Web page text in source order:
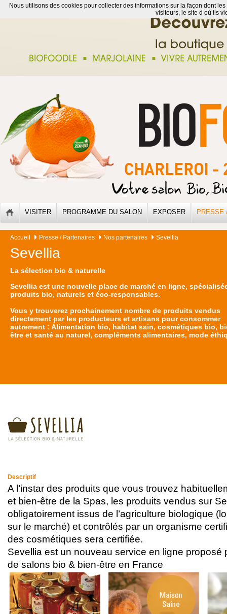
VISITER PROGRAMME DU SALON EXPOSER PRESSE
Accueil Presse / Partenaires Nos partenaires Sevellia
Sevellia
La sélection bio & naturelle
Sevellia est une nouvelle place de marché en ligne,
produits bio, naturels et éco-responsables.
Vous y trouverez prochainement nombre de produits vendus
directement par les producteurs et artisans pour consommer
autrement : Alimentation bio, habitat sain, cosmétiques bio,
être et santé au naturel, compléments alimentaires, mode
Descriptif
A l’instar des produits que vous trouvez
et bien-être de la Spas, les produits vendus sur
obligatoirement issus de l’agriculture biologique
sur le marché) et contrôlés par un organisme
des cosmétiques sera certifiée.
Sevellia est un nouveau service en ligne proposé
de salons bio & bien-être en France
Nous utilisons des cookies pour collecter des informations sur la façon dont
visiteurs, le site d où ils